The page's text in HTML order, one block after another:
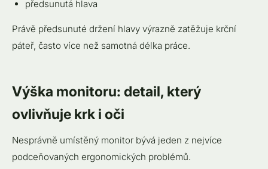
předsunutá hlava
Právě předsunuté držení hlavy výrazně zatěžuje krční
páteř, často více než samotná délka práce.
Výška monitoru: detail, který
ovlivňuje krk i oči
Nesprávně umístěný monitor bývá jeden z nejvíce
podceňovaných ergonomických problémů.